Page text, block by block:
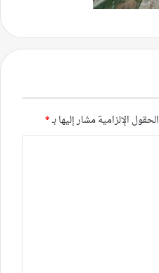
الحقول الإلزامية مشار إليها بـ*